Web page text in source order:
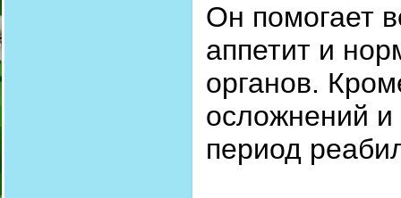
Он помогает
аппетит и
органов.
осложнений и
период